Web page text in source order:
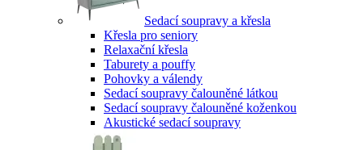
Sedací soupravy a křesla
Křesla pro seniory
Relaxační křesla
Taburety a pouffy
Pohovky a válendy
Sedací soupravy čalouněné látkou
Sedací soupravy čalouněné koženkou
Akustické sedací soupravy